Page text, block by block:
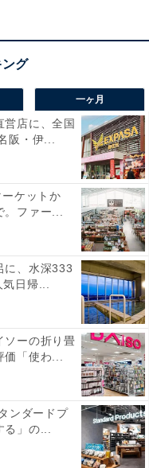
とは？
ポン祭」を開催。人
で使えるお得な割引
、レンタカーなど、
一ヶ月
営店に、全国
阪・伊...
ーケットか
ファー...
に、水深333
日帰...
ソーの折り畳
「使わ...
ンダードプ
」の...